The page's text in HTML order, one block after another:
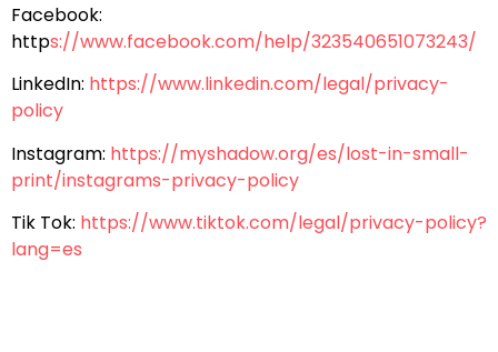
Facebook:
https://www.facebook.com/help/323540651073243/
LinkedIn: https://www.linkedin.com/legal/privacy-
policy
Instagram: https://myshadow.org/es/lost-in-small-
print/instagrams-privacy-policy
Tik Tok: https://www.tiktok.com/legal/privacy-policy?
lang=es